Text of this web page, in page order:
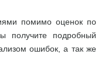
помимо оценок по
получите подробный
ошибок, а так же